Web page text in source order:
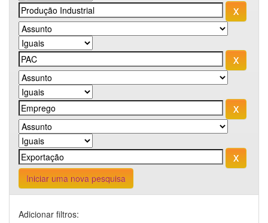
Iniciar uma nova pesquisa
Adicionar filtros: